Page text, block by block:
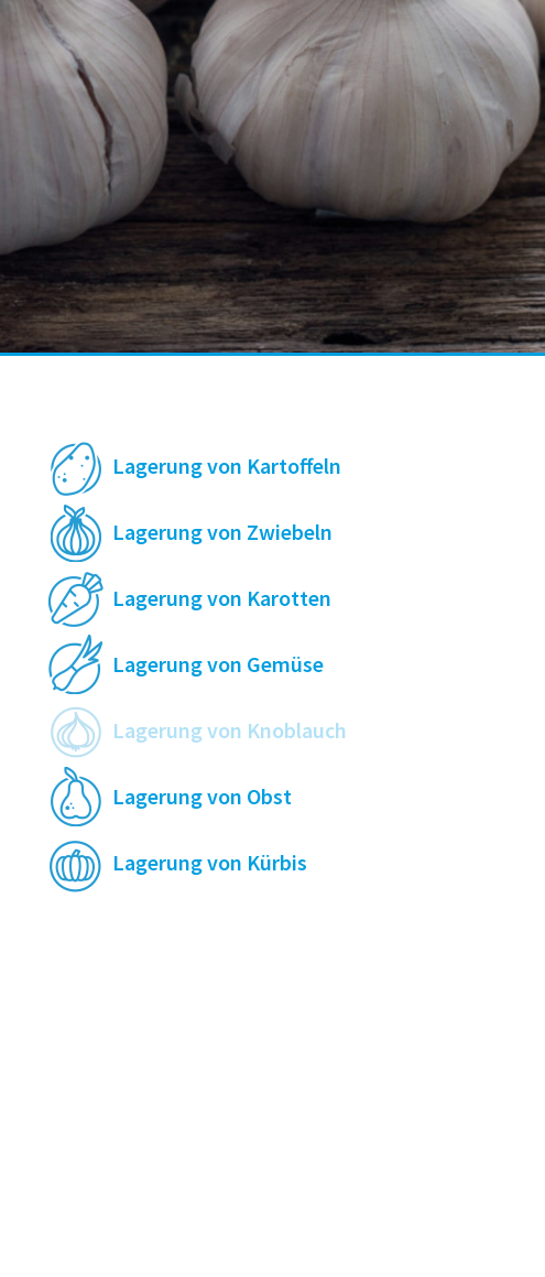
Lagerung von Kartoffeln
Lagerung von Zwiebeln
Lagerung von Karotten
Lagerung von Gemüse
Lagerung von Knoblauch
Lagerung von Obst
Lagerung von Kürbis